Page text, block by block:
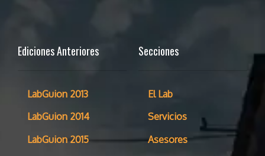
Ediciones Anteriores
LabGuion 2013
LabGuion 2014
LabGuion 2015
Secciones
El Lab
Servicios
Asesores